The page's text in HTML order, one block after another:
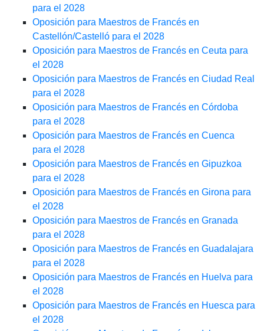
para el 2028
Oposición para Maestros de Francés en
Castellón/Castelló para el 2028
Oposición para Maestros de Francés en Ceuta para
el 2028
Oposición para Maestros de Francés en Ciudad Real
para el 2028
Oposición para Maestros de Francés en Córdoba
para el 2028
Oposición para Maestros de Francés en Cuenca
para el 2028
Oposición para Maestros de Francés en Gipuzkoa
para el 2028
Oposición para Maestros de Francés en Girona para
el 2028
Oposición para Maestros de Francés en Granada
para el 2028
Oposición para Maestros de Francés en Guadalajara
para el 2028
Oposición para Maestros de Francés en Huelva para
el 2028
Oposición para Maestros de Francés en Huesca para
el 2028